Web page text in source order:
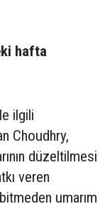
hafta
ilgili
Choudhry,
düzeltilmesi
veren
umarım